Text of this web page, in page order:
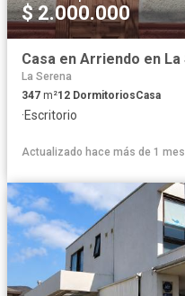
$ 2.000.000
La Serena
347 m²12 DormitoriosCasa
·Escritorio
Actualizado hace más de 1 mes